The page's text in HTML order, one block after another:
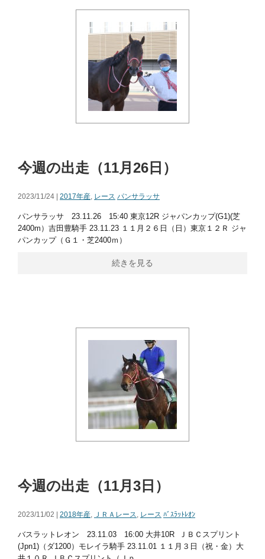
今週の出走（11月26日）
2023/11/24 | 2017年産 レース パンサラッサ
パンサラッサ 23.11.26 15:40 東京12R ジャパンカップ(G1)(芝
2400m）吉田豊騎手 23.11.23 １１月２６日（日）東京１２Ｒ ジャ
パンカップ（Ｇ１・芝2400ｍ）
続きを見る
今週の出走（11月3日）
2023/11/02 | 2018年産 ＪＲＡレース レース ﾊﾞｽﾗｯﾄﾚｵﾝ
バスラットレオン 23.11.03 16:00 大井10R ＪＢＣスプリント
(Jpn1)（ダ1200）モレイラ騎手 23.11.01 １１月３日（祝・金）大